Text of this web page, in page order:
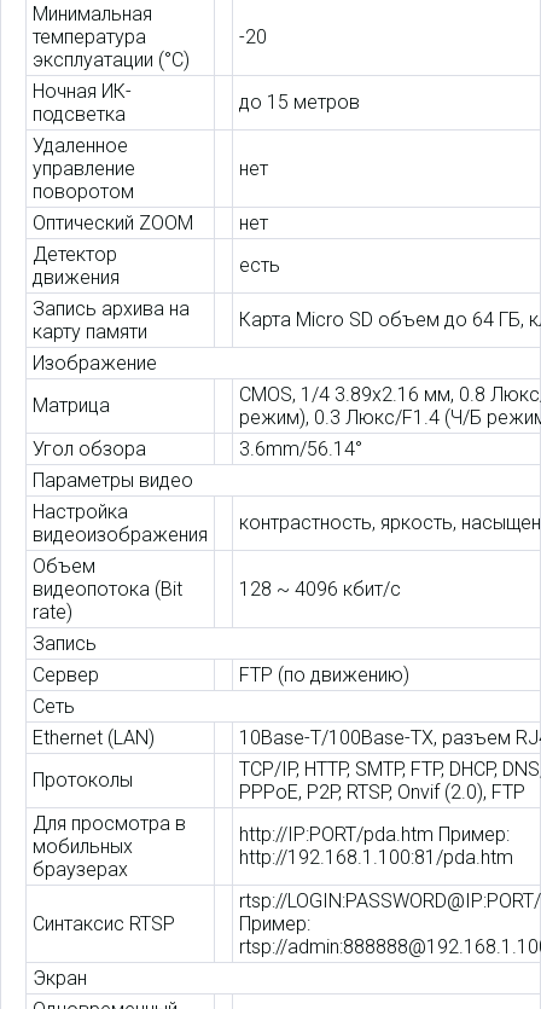
Минимальная
температура
эксплуатации (°C)
-20
Ночная ИК-
подсветка
до 15 метров
Удаленное
управление
поворотом
нет
Оптический ZOOM
нет
Детектор
движения
есть
Запись архива на
карту памяти
Карта Micro SD объем до 64 ГБ,
Изображение
Матрица
CMOS, 1/4 3.89x2.16 мм, 0.8
режим), 0.3 Люкс/F1.4 (Ч/Б
Угол обзора
3.6mm/56.14°
Параметры видео
Настройка
видеоизображения
контрастность, яркость,
Объем
видеопотока (Bit
rate)
128 ~ 4096 кбит/с
Запись
Сервер
FTP (по движению)
Сеть
Ethernet (LAN)
10Base-T/100Base-TX, разъем
Протоколы
TCP/IP, HTTP, SMTP, FTP, DHCP,
PPPoE, P2P, RTSP, Onvif (2.0), FTP
Для просмотра в
мобильных
браузерах
http://IP:PORT/pda.htm Пример:
http://192.168.1.100:81/pda.htm
Синтаксис RTSP
rtsp://
Пример:
rtsp://
Экран